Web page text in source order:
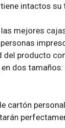
intactos su
mejores
producto
en dos
cartón